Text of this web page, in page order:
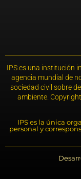
IPS es una institución
agencia mundial de
sociedad civil sobre
ambiente.
IPS es la única
personal y